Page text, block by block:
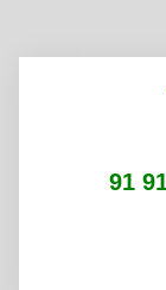
الرقم الاخضر لجماعة بني انصار 91 91